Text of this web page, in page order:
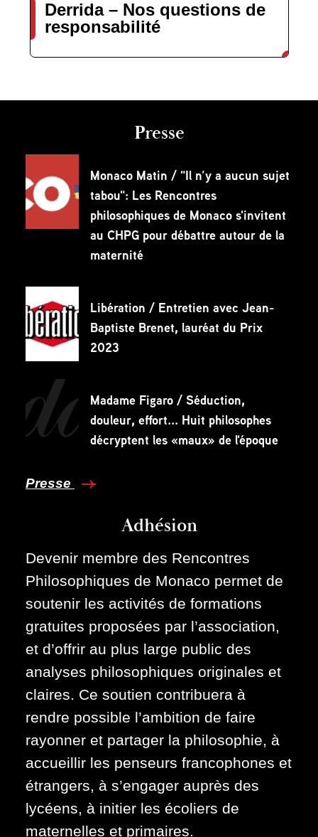
Derrida – Nos questions de
responsabilité
Presse
Monaco Matin / "Il n’y a aucun sujet
tabou": Les Rencontres
philosophiques de Monaco s'invitent
au CHPG pour débattre autour de la
maternité
Libération / Entretien avec Jean-
Baptiste Brenet, lauréat du Prix
2023
Madame Figaro / Séduction,
douleur, effort... Huit philosophes
décryptent les «maux» de l'époque
Presse
Adhésion
Devenir membre des Rencontres
Philosophiques de Monaco permet de
soutenir les activités de formations
gratuites proposées par l’association,
et d’offrir au plus large public des
analyses philosophiques originales et
claires. Ce soutien contribuera à
rendre possible l’ambition de faire
rayonner et partager la philosophie, à
accueillir les penseurs francophones et
étrangers, à s’engager auprès des
lycéens, à initier les écoliers de
maternelles et primaires.